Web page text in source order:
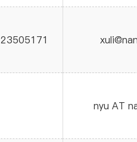
23505171
nyu AT